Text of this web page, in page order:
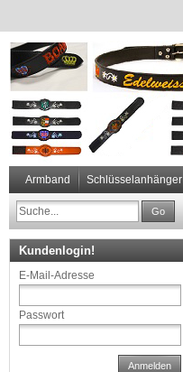
Armband Schlüsselanhänger
Go
Kundenlogin!
E-Mail-Adresse
Passwort
Anmelden